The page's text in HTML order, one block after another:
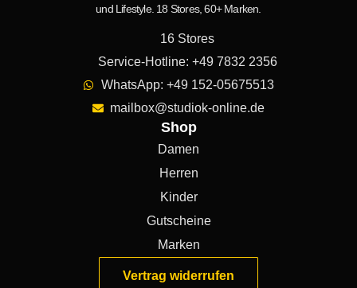
und Lifestyle. 18 Stores, 60+ Marken.
16 Stores
Service-Hotline: +49 7832 2356
WhatsApp: +49 152-05675513
mailbox@studiok-online.de
Shop
Damen
Herren
Kinder
Gutscheine
Marken
Vertrag widerrufen